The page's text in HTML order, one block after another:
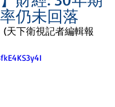
仍未回落
(天下衛視記者編輯報